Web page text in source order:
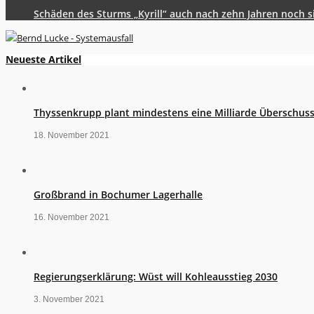
Schäden des Sturms „Kyrill“ auch nach zehn Jahren noch
Neueste Artikel
Thyssenkrupp plant mindestens eine Milliarde Überschuss
18. November 2021
Großbrand in Bochumer Lagerhalle
16. November 2021
Regierungserklärung: Wüst will Kohleausstieg 2030
3. November 2021